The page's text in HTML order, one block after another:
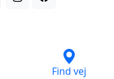
Find vej